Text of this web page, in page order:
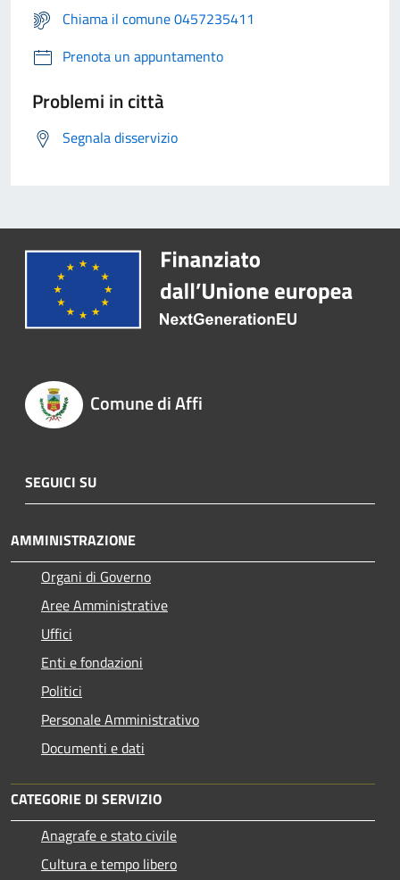
Chiama il comune 0457235411
Prenota un appuntamento
Problemi in città
Segnala disservizio
Comune di Affi
SEGUICI SU
AMMINISTRAZIONE
Organi di Governo
Aree Amministrative
Uffici
Enti e fondazioni
Politici
Personale Amministrativo
Documenti e dati
CATEGORIE DI SERVIZIO
Anagrafe e stato civile
Cultura e tempo libero